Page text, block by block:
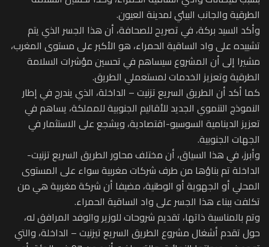
الطرقية والجانب البيئي لمدينة العيون.
وأكد السيد بركة، في تصريح للصحافة، أن هذا الجسر الذي يتم
تشييده على واد الساقية الحمراء، هو الأكبر على مستوى المغرب،
مشيرا إلى أن المشروع سيساهم في تحسين مؤشرات السلامة
الطرقية وتعزيز الخدمات لمستعملي الطريق.
كما أكد أن الطريق السريع تزنيت – الداخلة، الذي يندرج في إطار
النموذج التنموي الجديد للأقاليم الجنوبية للمملكة، يساهم في
تعزيز الدينامية السوسيو-اقتصادية، ويشجع على الاستثمار في
الجهات الجنوبية.
وأبرز، في هذا السياق، أن مختلف محاور الطريق السريع تزنيت-
الداخلة تم بناؤها من طرف شركات مغربية سواء على المستوى
المحلي أو الجهوية أو الوطنية، مضيفا أن شركة مغربية هي من
تكلفت ببناء هذا الجسر على واد الساقية الحمراء.
وتم بالمناسبة ذاتها، تقديم شروحات للوزير والوفد المرافق له،
حول تقدم أشغال مشروع الطريق السريع تيزنيت – الداخلة، والتي